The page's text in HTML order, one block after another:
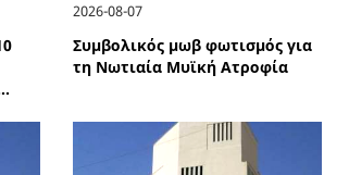
2026-08-07
Συμβολικός μωβ φωτισμός για
τη Νωτιαία Μυϊκή Ατροφία